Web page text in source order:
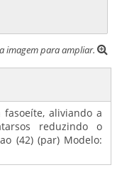
imagem para ampliar.
aliviando a
reduzindo o
(42) (par) Modelo: